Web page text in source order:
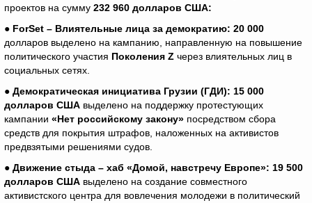
проектов на сумму 232 960 долларов США:
● ForSet – Влиятельные лица за демократию: 20 000
долларов выделено на кампанию, направленную на повышение
политического участия Поколения Z через влиятельных лиц в
социальных сетях.
● Демократическая инициатива Грузии (ГДИ): 15 000
долларов США выделено на поддержку протестующих
кампании «Нет российскому закону» посредством сбора
средств для покрытия штрафов, наложенных на активистов
предвзятыми решениями судов.
● Движение стыда – хаб «Домой, навстречу Европе»: 19 500
долларов США выделено на создание совместного
активистского центра для вовлечения молодежи в политический